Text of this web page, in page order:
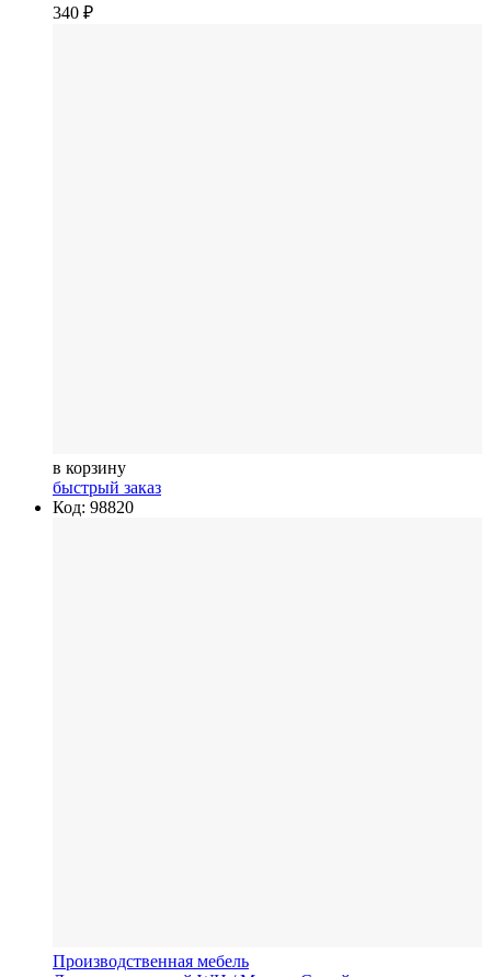
340 ₽
в корзину
быстрый заказ
Код: 98820
Производственная мебель